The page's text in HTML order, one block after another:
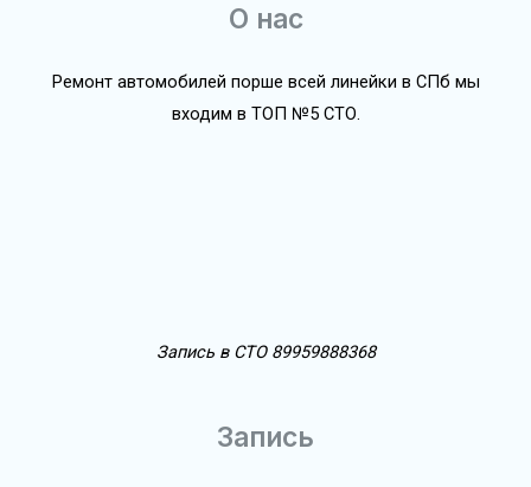
О нас
Ремонт автомобилей порше всей линейки в СПб мы
входим в ТОП №5 СТО.
Запись в СТО 89959888368
Запись